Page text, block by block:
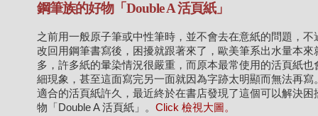
鋼筆族的好物「Double A 活頁紙」
之前用一般原子筆或中性筆時，並不會去在意紙的問題，不
改回用鋼筆書寫後，困擾就跟著來了，歐美筆系出水量本來
多，許多紙的暈染情況很嚴重，而原本最常使用的活頁紙也
細現象，甚至這面寫完另一面就因為字跡太明顯而無法再寫
適合的活頁紙許久，最近終於在書店發現了這個可以解決困
物「Double A 活頁紙」。 Click 檢視大圖。